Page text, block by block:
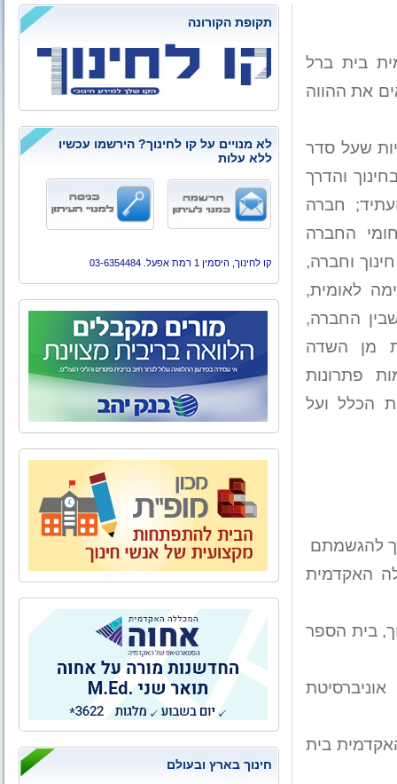
בית ברל
את ההווה
שעל סדר
והדרך
חברה
החברה
וחברה,
לאומית,
החברה,
מן השדה
פתרונות
הכלל ועל
להגשמתם
האקדמית
בית הספר
בית
תקופת הקורונה
לא מנויים על קו לחינוך? הירשמו עכשיו
ללא עלות
קו לחינוך, היסמין 1 רמת אפעל. 03-6354484
חינוך בארץ ובעולם